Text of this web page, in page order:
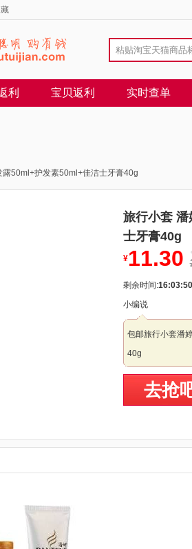
利 宝贝返利 实时查单
露50ml+护发素50ml+佳洁士牙膏40g
旅行小套
士牙膏40g
¥11.30
剩余时间:16:03:50
小编说
包邮旅行小套潘
40g
去抢